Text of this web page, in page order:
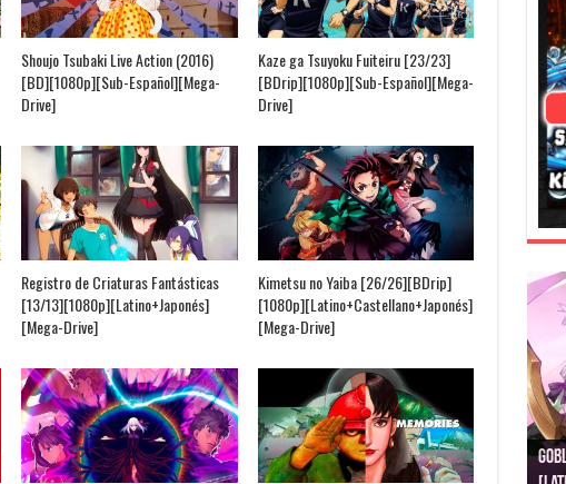
Shoujo Tsubaki Live Action (2016)
[BD][1080p][Sub-Español][Mega-
Drive]
Kaze ga Tsuyoku Fuiteiru [23/23]
[BDrip][1080p][Sub-Español][Mega-
Drive]
Registro de Criaturas Fantásticas
[13/13][1080p][Latino+Japonés]
[Mega-Drive]
Kimetsu no Yaiba [26/26][BDrip]
[1080p][Latino+Castellano+Japonés]
[Mega-Drive]